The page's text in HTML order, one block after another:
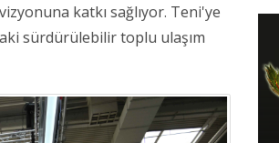
katkı sağlıyor. Teni'ye
sürdürülebilir toplu ulaşım